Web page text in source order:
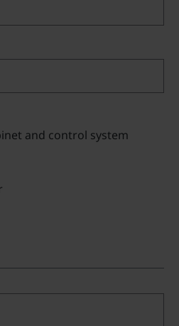
and control system